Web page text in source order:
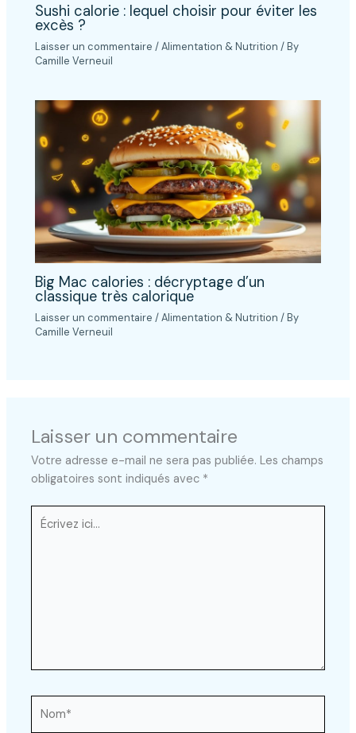
Sushi calorie : lequel choisir pour éviter les
excès ?
Laisser un commentaire /Alimentation & Nutrition / By
Camille Verneuil
Big Mac calories : décryptage d’un
classique très calorique
Laisser un commentaire /Alimentation & Nutrition / By
Camille Verneuil
Laisser un commentaire
Votre adresse e-mail ne sera pas publiée. Les champs
obligatoires sont indiqués avec *
Écrivez
ici…